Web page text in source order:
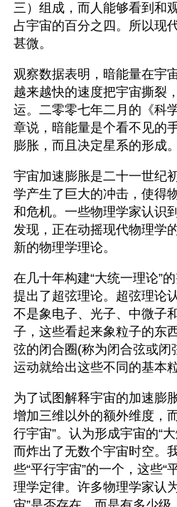
三）组成，而人能够看到和
占宇宙的百分之四。所以现
甚微。
观察数据表明，暗能量在宇
越来越快的速度把宇宙撕裂
运。二零零七年二月的《科
章说，暗能量是个看不见的
膨胀，而且决定星系的形成。
宇宙加速膨胀是二十一世纪
学产生了巨大的冲击，使得
和危机。一些物理学家认识
发现，正在动摇现代物理学
新的物理学理论。
在几十年构建“大统一理论”
提出了超弦理论。超弦理论
不是象电子、光子、中微子
子，这些看起来象粒子的东
弦的闭合圈(称为闭合弦或闭
运动就给出这些不同的基本粒
为了试图解释宇宙的加速膨
增加三维以外的额外维度，
行宇宙”。认为形成宇宙的“
而炸出了无数个宇宙时空。
些“平行宇宙”的一个，这些“
理学定律。许多物理学家认